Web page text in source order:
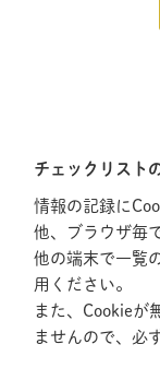
チェックリスト
情報の記録に
他、ブラウザ毎
他の端末で一覧
用ください。
また、Cookieが
ませんので、必